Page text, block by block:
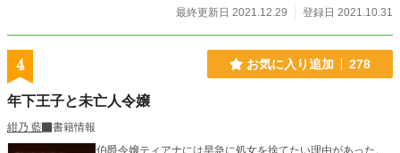
最終更新日 2021.12.29
登録日 2021.10.31
4 お気に入り追加 278
年下王子と未亡人令嬢
紺乃 藍
書籍情報
伯爵令嬢ティアナには早急に処女を捨てたい理由があった。